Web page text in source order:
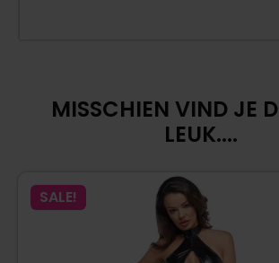
MISSCHIEN VIND JE
LEUK....
SALE!